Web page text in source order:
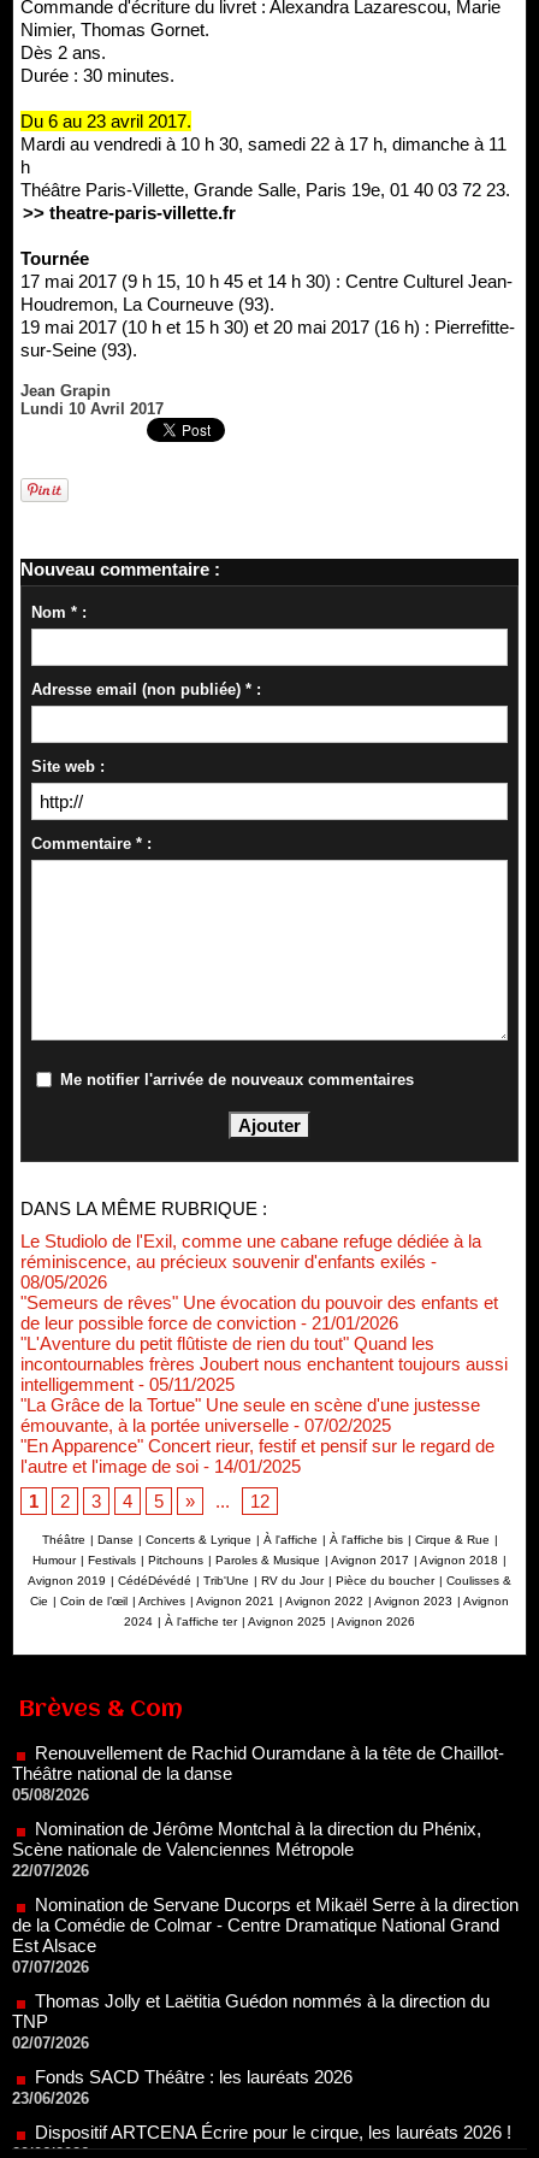
Commande d'écriture du livret : Alexandra Lazarescou, Marie
Nimier, Thomas Gornet.
Dès 2 ans.
Durée : 30 minutes.
Du 6 au 23 avril 2017.
Mardi au vendredi à 10 h 30, samedi 22 à 17 h, dimanche à 11
h
Théâtre Paris-Villette, Grande Salle, Paris 19e, 01 40 03 72 23.
>> theatre-paris-villette.fr
Tournée
17 mai 2017 (9 h 15, 10 h 45 et 14 h 30) : Centre Culturel Jean-
Houdremon, La Courneuve (93).
19 mai 2017 (10 h et 15 h 30) et 20 mai 2017 (16 h) : Pierrefitte-
sur-Seine (93).
Jean Grapin
Lundi 10 Avril 2017
Nouveau commentaire :
Nom * :
Adresse email (non publiée) * :
Site web :
Commentaire * :
Me notifier l'arrivée de nouveaux commentaires
DANS LA MÊME RUBRIQUE :
Le Studiolo de l'Exil, comme une cabane refuge dédiée à la
réminiscence, au précieux souvenir d'enfants exilés -
08/05/2026
"Semeurs de rêves" Une évocation du pouvoir des enfants et
de leur possible force de conviction - 21/01/2026
"L'Aventure du petit flûtiste de rien du tout" Quand les
incontournables frères Joubert nous enchantent toujours aussi
intelligemment - 05/11/2025
"La Grâce de la Tortue" Une seule en scène d'une justesse
émouvante, à la portée universelle - 07/02/2025
"En Apparence" Concert rieur, festif et pensif sur le regard de
l'autre et l'image de soi - 14/01/2025
1
2 3 4 5 » ... 12
Théâtre | Danse | Concerts & Lyrique | À l'affiche | À l'affiche bis | Cirque & Rue |
Humour | Festivals | Pitchouns | Paroles & Musique | Avignon 2017 | Avignon 2018 |
Avignon 2019 | CédéDévédé | Trib'Une | RV du Jour | Pièce du boucher | Coulisses &
Cie | Coin de l’œil | Archives | Avignon 2021 | Avignon 2022 | Avignon 2023 | Avignon
2024 | À l'affiche ter | Avignon 2025 | Avignon 2026
Brèves & Com
Théâtre national de la danse
05/08/2026
Nomination de Jérôme Montchal à la direction du Phénix,
Scène nationale de Valenciennes Métropole
22/07/2026
Nomination de Servane Ducorps et Mikaël Serre à la direction
de la Comédie de Colmar - Centre Dramatique National Grand
Est Alsace
Thomas Jolly et Laëtitia Guédon nommés à la direction du
TNP
02/07/2026
Fonds SACD Théâtre : les lauréats 2026
23/06/2026
Dispositif ARTCENA Écrire pour le cirque, les lauréats 2026 !
20/06/2026
Le palmarès des prix SACD 2026
18/06/2026